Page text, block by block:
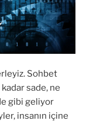
Sohbet
sade, ne
gibi geliyor
insanın içine